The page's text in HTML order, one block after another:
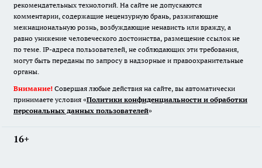
рекомендательных технологий. На сайте не допускаются
комментарии, содержащие нецензурную брань, разжигающие
межнациональную рознь, возбуждающие ненависть или вражду, а
равно унижение человеческого достоинства, размещение ссылок не
по теме. IP-адреса пользователей, не соблюдающих эти требования,
могут быть переданы по запросу в надзорные и правоохранительные
органы.
Внимание! Совершая любые действия на сайте, вы автоматически
принимаете условия «Политики конфиденциальности и обработки
персональных данных пользователей»
16+